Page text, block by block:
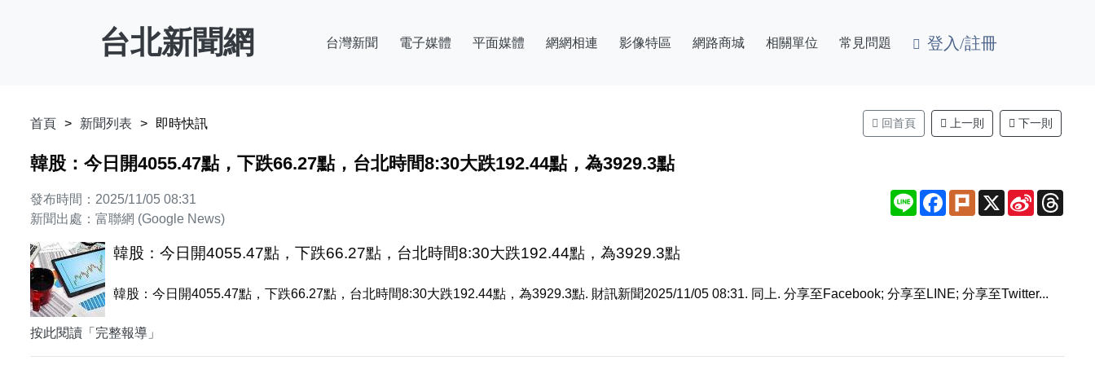
台北新聞網 台灣新聞 電子媒體 平面媒體 網網相連 影像特區 網路商城 相關單位 常見問題 登入/註冊
首頁 新聞列表 即時快訊 回首頁 上一則 下一則
韓股：今日開4055.47點，下跌66.27點，台北時間8:30大跌192.44點，為3929.3點
發布時間：2025/11/05 08:31
新聞出處：富聯網 (Google News)
Line Facebook
Plurk X
Sina
Weibo
韓股：今日開4055.47點，下跌66.27點，台北時間8:30大跌192.44點，為3929.3點
韓股：今日開4055.47點，下跌66.27點，台北時間8:30大跌192.44點，為3929.3點. 財訊新聞2025/11/05 08:31. 同上. 分享至Facebook; 分享至LINE; 分享至Twitter...
按此閱讀「完整報導」